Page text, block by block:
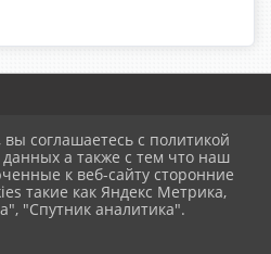
данных
соглашаетесь с политикой
а также с тем что наш
к веб-сайту сторонние
такие как Яндекс Метрика,
"Спутник аналитика".